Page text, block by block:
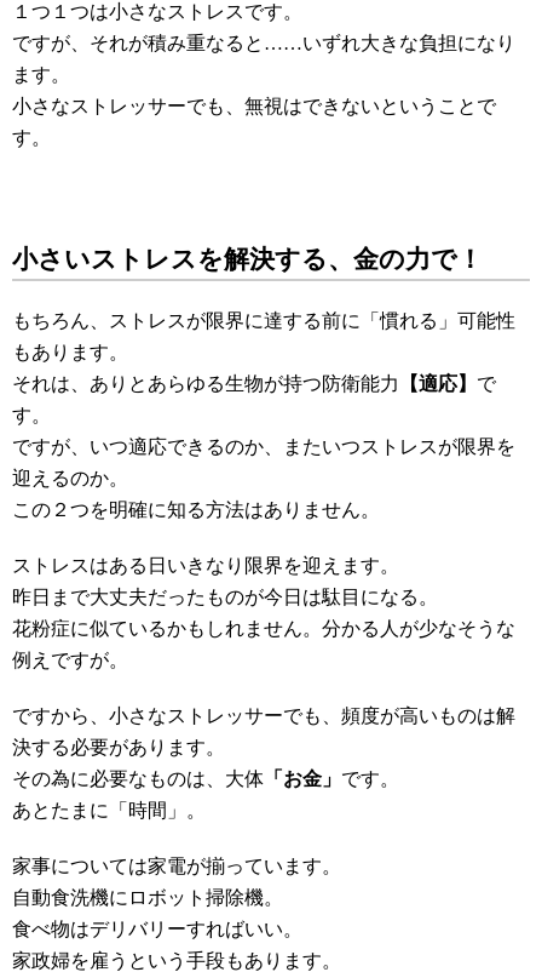
１つ１つは小さなストレスです。
ですが、それが積み重なると……いずれ大きな負担になり
ます。
小さなストレッサーでも、無視はできないということで
す。
小さいストレスを解決する、金の力で！
もちろん、ストレスが限界に達する前に「慣れる」可能性
もあります。
それは、ありとあらゆる生物が持つ防衛能力
【適応】 で
す。
ですが、いつ適応できるのか、またいつストレスが限界を
迎えるのか。
この２つを明確に知る方法はありません。
ストレスはある日いきなり限界を迎えます。
昨日まで大丈夫だったものが今日は駄目になる。
花粉症に似ているかもしれません。分かる人が少なそうな
例えですが。
ですから、小さなストレッサーでも、頻度が高いものは解
決する必要があります。
その為に必要なものは、大体 「お金」 です。
あとたまに「時間」。
家事については家電が揃っています。
自動食洗機にロボット掃除機。
食べ物はデリバリーすればいい。
家政婦を雇うという手段もあります。